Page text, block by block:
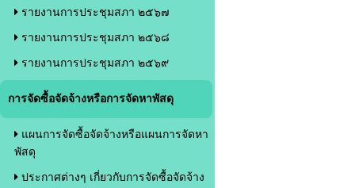
รายงานการประชุมสภา ๒๕๖๗
รายงานการประชุมสภา ๒๕๖๘
รายงานการประชุมสภา ๒๕๖๙
การจัดซื้อจัดจ้างหรือการจัดหาพัสดุ
แผนการจัดซื้อจัดจ้างหรือแผนการจัดหา
พัสดุ
ประกาศต่างๆ เกี่ยวกับการจัดซื้อจัดจ้าง